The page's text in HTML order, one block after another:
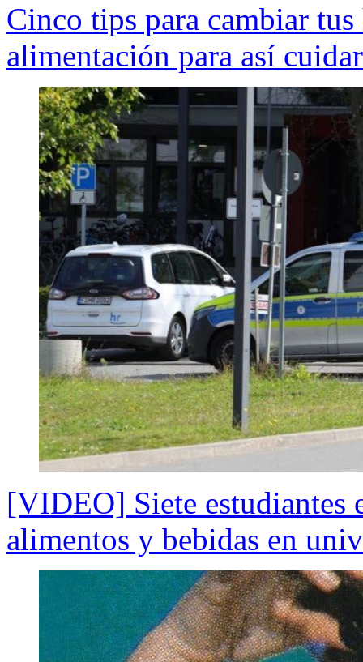
Cinco tips para cambiar
alimentación para así
[VIDEO] Siete estudiantes
alimentos y bebidas en